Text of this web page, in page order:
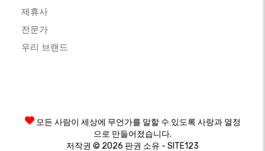
제휴사
전문가
우리 브랜드
모든 사람이 세상에 무언가를 말할 수 있도록 사랑과 열정
으로 만들어졌습니다.
저작권 © 2026 판권 소유 - SITE123